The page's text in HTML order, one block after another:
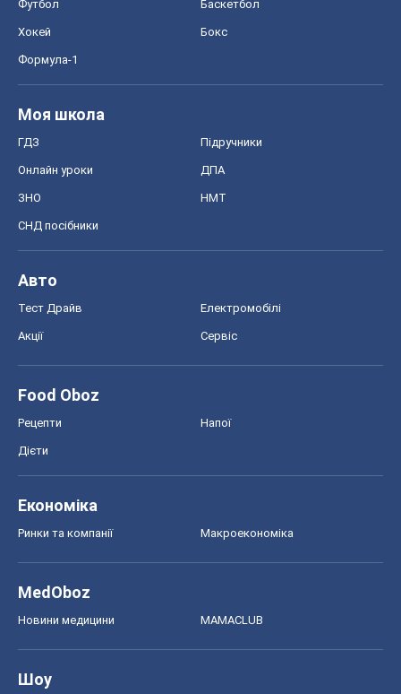
Футбол Баскетбол
Хокей Бокс
Формула-1
Моя школа
ГДЗ Підручники
Онлайн уроки ДПА
ЗНО НМТ
СНД посібники
Авто
Тест Драйв Електромобілі
Акції Сервіс
Food Oboz
Рецепти Напої
Дієти
Економіка
Ринки та компанії Макроекономіка
MedOboz
Новини медицини MAMACLUB
Шоу